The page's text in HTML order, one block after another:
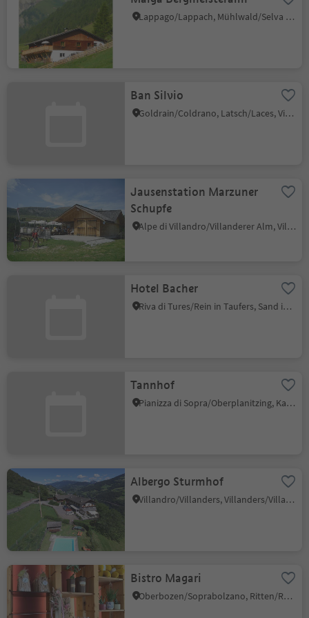
Lappago/Lappach, Mühlwald/Selva dei Molini, Ahrntal/Valle Aurina
Ban Silvio
Goldrain/Coldrano, Latsch/Laces, Vinschgau/Val Venosta
Jausenstation Marzuner
Schupfe
Alpe di Villandro/Villanderer Alm, Villanders/Villandro, Brixen/Bressanone and environs
Hotel Bacher
Riva di Tures/Rein in Taufers, Sand in Taufers/Campo Tures, Ahrntal/Valle Aurina
Tannhof
Pianizza di Sopra/Oberplanitzing, Kaltern an der Weinstraße/Caldaro sulla Strada del Vino, Alto Adige Wine Road
Albergo Sturmhof
Villandro/Villanders, Villanders/Villandro, Brixen/Bressanone and environs
Bistro Magari
Oberbozen/Soprabolzano, Ritten/Renon, Bolzano/Bozen and environs